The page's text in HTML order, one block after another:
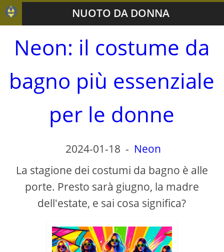
NUOTO DA DONNA
Neon: il costume da
bagno più essenziale
per le donne
2024-01-18 - Neon
La stagione dei costumi da bagno è alle
porte. Presto sarà giugno, la madre
dell'estate, e sai cosa significa?